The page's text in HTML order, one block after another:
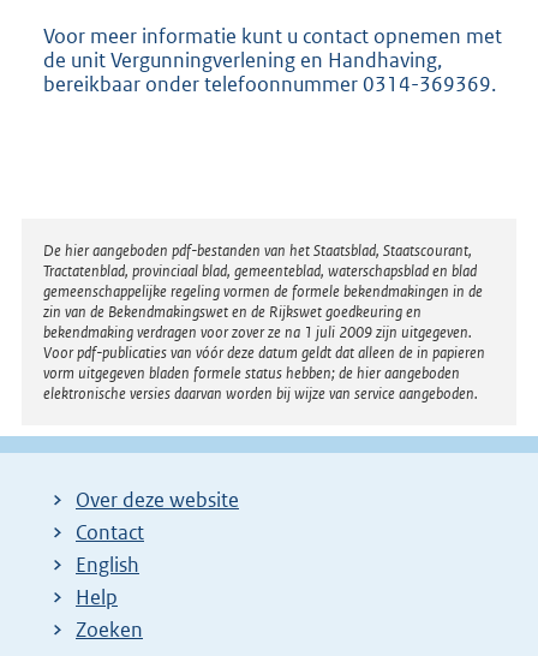
Voor meer informatie kunt u contact opnemen met
de unit Vergunningverlening en Handhaving,
bereikbaar onder telefoonnummer 0314-369369.
Disclaimer
De hier aangeboden pdf-bestanden van het Staatsblad, Staatscourant,
Tractatenblad, provinciaal blad, gemeenteblad, waterschapsblad en blad
gemeenschappelijke regeling vormen de formele bekendmakingen in de
zin van de Bekendmakingswet en de Rijkswet goedkeuring en
bekendmaking verdragen voor zover ze na 1 juli 2009 zijn uitgegeven.
Voor pdf-publicaties van vóór deze datum geldt dat alleen de in papieren
vorm uitgegeven bladen formele status hebben; de hier aangeboden
elektronische versies daarvan worden bij wijze van service aangeboden.
Over deze website
Contact
English
Help
Zoeken